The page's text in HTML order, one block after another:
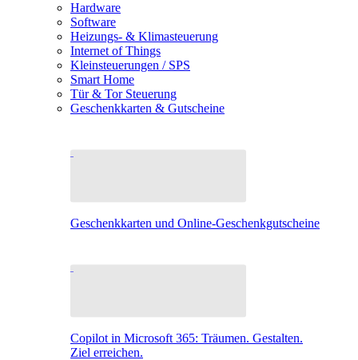
Hardware
Software
Heizungs- & Klimasteuerung
Internet of Things
Kleinsteuerungen / SPS
Smart Home
Tür & Tor Steuerung
Geschenkkarten & Gutscheine
Geschenkkarten und Online-Geschenkgutscheine
Copilot in Microsoft 365: Träumen. Gestalten.
Ziel erreichen.